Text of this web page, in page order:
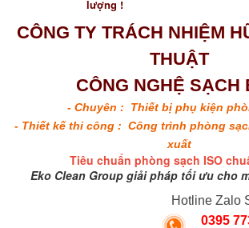
lượng !
CÔNG TY TRÁCH NHIỆM
THUẬT
CÔNG NGHỆ SẠCH
- Chuyên : Thiết bị phụ kiện
- Thiết kế thi công : Công trình phòng
xuất
Tiêu chuẩn phòng sạch ISO
Eko Clean Group giải pháp tối ưu cho
Hotline Zalo
0395